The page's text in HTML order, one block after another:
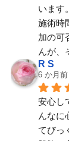
います
施術時
加の可
んが、
R S
6 か月前
安心し
んなに
てびっ